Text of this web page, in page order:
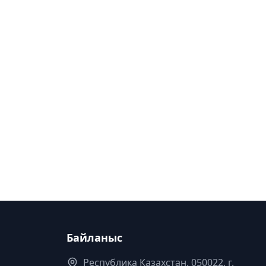
Байланыс
Республика Казахстан. 050022, г.